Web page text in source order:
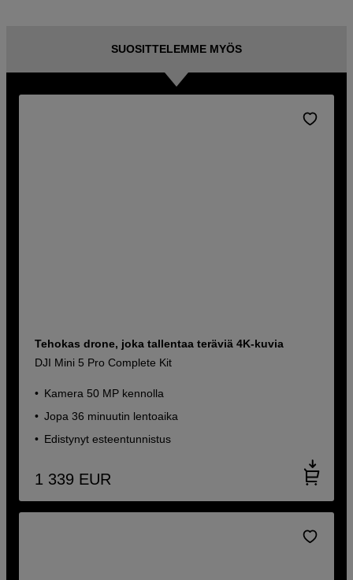
SUOSITTELEMME MYÖS
Tehokas drone, joka tallentaa teräviä 4K-kuvia
DJI Mini 5 Pro Complete Kit
Kamera 50 MP kennolla
Jopa 36 minuutin lentoaika
Edistynyt esteentunnistus
1 339 EUR